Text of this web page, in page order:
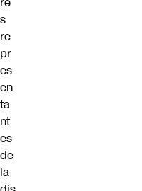
s
re
pr
es
en
ta
nt
es
de
la